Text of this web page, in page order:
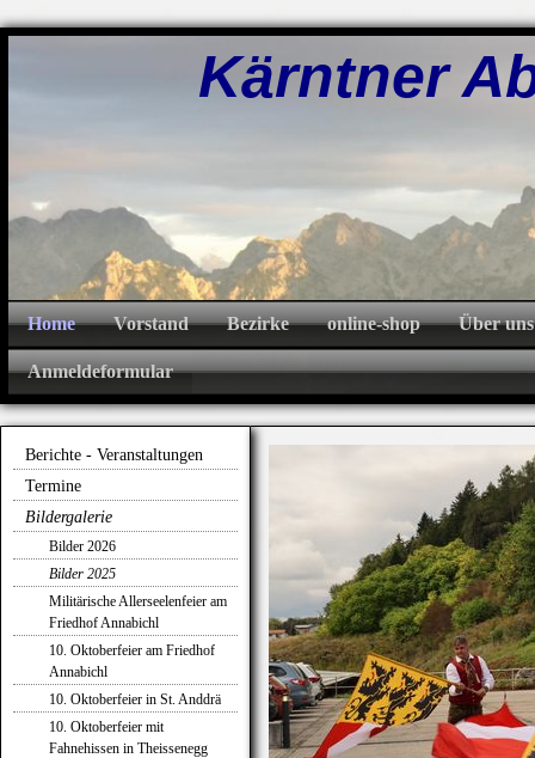
Kärntner
Home Vorstand Bezirke online-shop Über uns
Anmeldeformular
Berichte - Veranstaltungen
Termine
Bildergalerie
Bilder 2026
Bilder 2025
Militärische Allerseelenfeier am
Friedhof Annabichl
10. Oktoberfeier am Friedhof
Annabichl
10. Oktoberfeier in St. Anddrä
10. Oktoberfeier mit
Fahnehissen in Theissenegg